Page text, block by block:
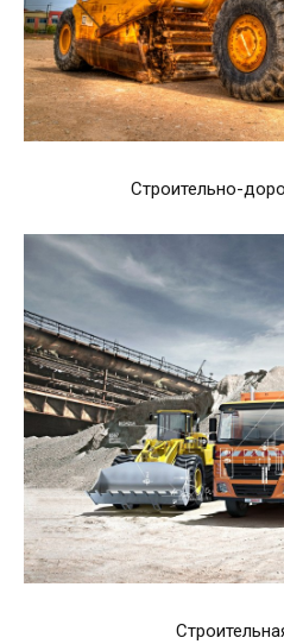
Строительно-